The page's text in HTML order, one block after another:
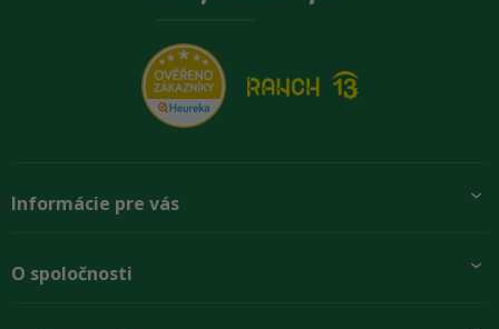
Informácie pre vás
Preprava a platba
O spoločnosti